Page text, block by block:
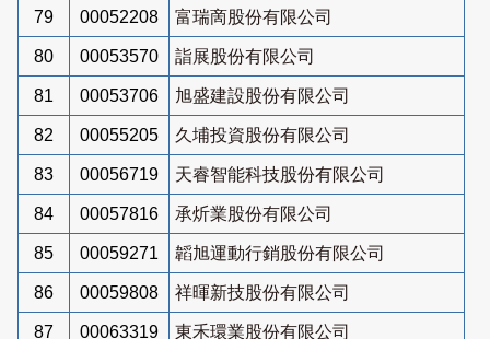
79 00052208 富瑞啇股份有限公司
80 00053570 詣展股份有限公司
81 00053706 旭盛建設股份有限公司
82 00055205 久埔投資股份有限公司
83 00056719 天睿智能科技股份有限公司
84 00057816 承炘業股份有限公司
85 00059271 韜旭運動行銷股份有限公司
86 00059808 祥暉新技股份有限公司
87 00063319 東禾環業股份有限公司